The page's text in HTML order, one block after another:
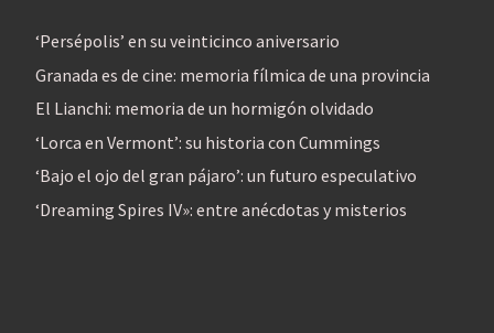
‘Persépolis’ en su veinticinco aniversario
Granada es de cine: memoria fílmica de una provincia
El Lianchi: memoria de un hormigón olvidado
‘Lorca en Vermont’: su historia con Cummings
‘Bajo el ojo del gran pájaro’: un futuro especulativo
‘Dreaming Spires IV»: entre anécdotas y misterios